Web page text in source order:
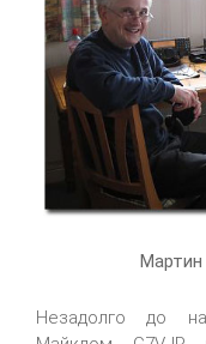
Мартин
Незадолго до